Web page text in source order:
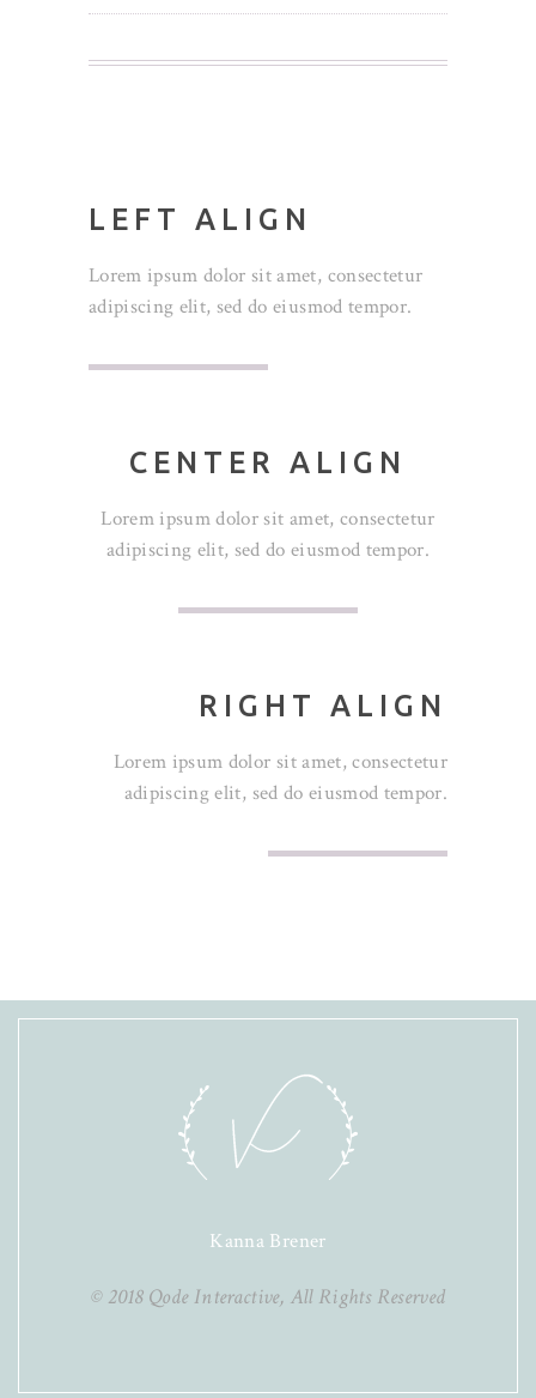
LEFT ALIGN
Lorem ipsum dolor sit amet, consectetur
adipiscing elit, sed do eiusmod tempor.
CENTER ALIGN
Lorem ipsum dolor sit amet, consectetur
adipiscing elit, sed do eiusmod tempor.
RIGHT ALIGN
Lorem ipsum dolor sit amet, consectetur
adipiscing elit, sed do eiusmod tempor.
Kanna Brener
© 2018 Qode Interactive, All Rights Reserved